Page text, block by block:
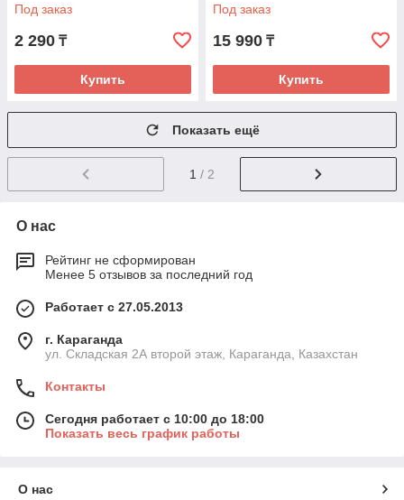
Под заказ
2 290 ₸
Купить
Под заказ
15 990 ₸
Купить
Показать ещё
1 / 2
О нас
Рейтинг не сформирован
Менее 5 отзывов за последний год
Работает с 27.05.2013
г. Караганда
ул. Складская 2А второй этаж, Караганда, Казахстан
Контакты
Сегодня работает с 10:00 до 18:00
Показать весь график работы
О нас